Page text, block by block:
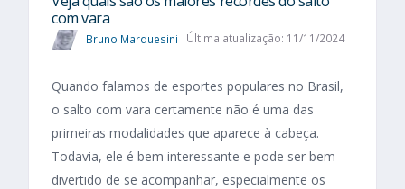
com vara
Bruno Marquesini Última atualização: 11/11/2024
Quando falamos de esportes populares no Brasil,
o salto com vara certamente não é uma das
primeiras modalidades que aparece à cabeça.
Todavia, ele é bem interessante e pode ser bem
divertido de se acompanhar, especialmente os